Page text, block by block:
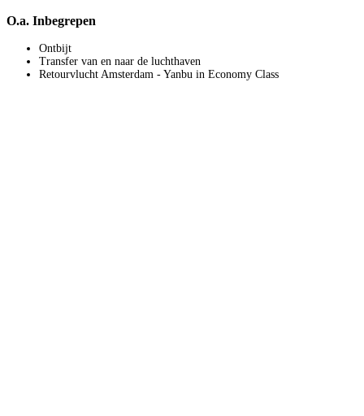
O.a. Inbegrepen
Ontbijt
Transfer van en naar de luchthaven
Retourvlucht Amsterdam - Yanbu in Economy Class